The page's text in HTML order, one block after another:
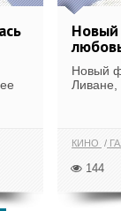
Новый
Новый
КИНО
144